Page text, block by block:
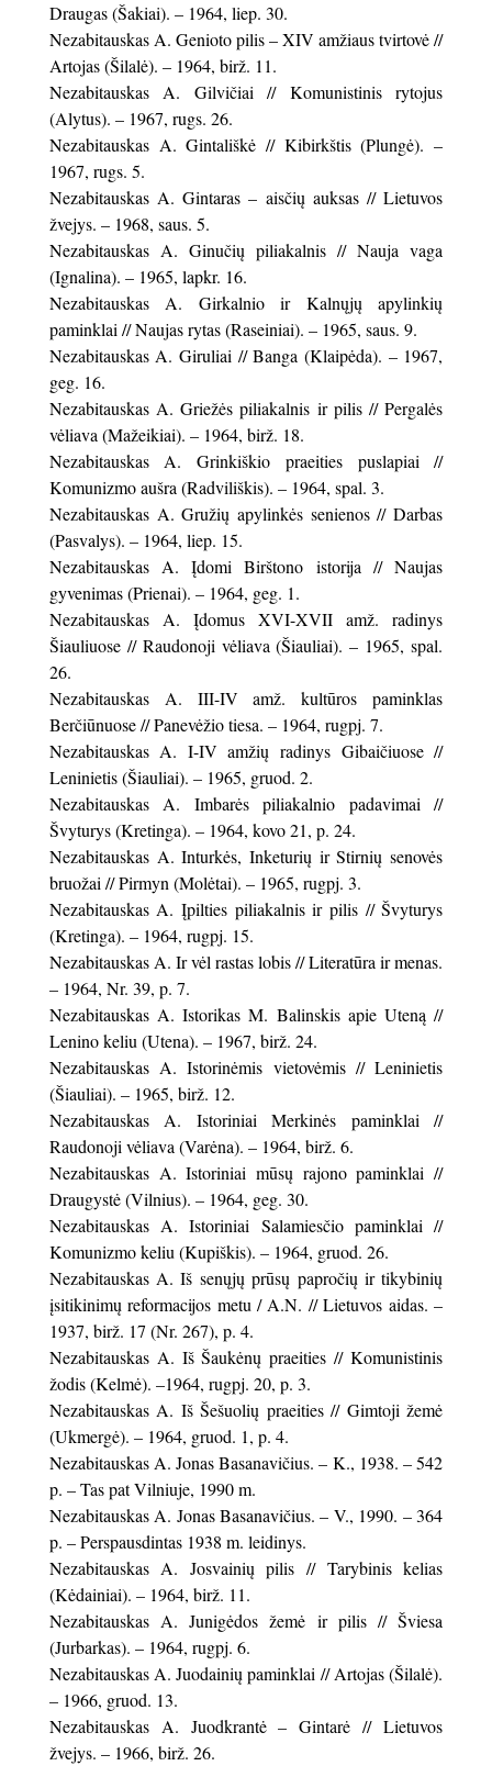
Draugas (Šakiai). – 1964, liep. 30.
Nezabitauskas A. Genioto pilis – XIV amžiaus tvirtovė //
Artojas (Šilalė). – 1964, birž. 11.
Nezabitauskas A. Gilvičiai // Komunistinis rytojus
(Alytus). – 1967, rugs. 26.
Nezabitauskas A. Gintališkė // Kibirkštis (Plungė). –
1967, rugs. 5.
Nezabitauskas A. Gintaras – aisčių auksas // Lietuvos
žvejys. – 1968, saus. 5.
Nezabitauskas A. Ginučių piliakalnis // Nauja vaga
(Ignalina). – 1965, lapkr. 16.
Nezabitauskas A. Girkalnio ir Kalnųjų apylinkių
paminklai // Naujas rytas (Raseiniai). – 1965, saus. 9.
Nezabitauskas A. Giruliai // Banga (Klaipėda). – 1967,
geg. 16.
Nezabitauskas A. Griežės piliakalnis ir pilis // Pergalės
vėliava (Mažeikiai). – 1964, birž. 18.
Nezabitauskas A. Grinkiškio praeities puslapiai //
Komunizmo aušra (Radviliškis). – 1964, spal. 3.
Nezabitauskas A. Gružių apylinkės senienos // Darbas
(Pasvalys). – 1964, liep. 15.
Nezabitauskas A. Įdomi Birštono istorija // Naujas
gyvenimas (Prienai). – 1964, geg. 1.
Nezabitauskas A. Įdomus XVI-XVII amž. radinys
Šiauliuose // Raudonoji vėliava (Šiauliai). – 1965, spal.
26.
Nezabitauskas A. III-IV amž. kultūros paminklas
Berčiūnuose // Panevėžio tiesa. – 1964, rugpj. 7.
Nezabitauskas A. I-IV amžių radinys Gibaičiuose //
Leninietis (Šiauliai). – 1965, gruod. 2.
Nezabitauskas A. Imbarės piliakalnio padavimai //
Švyturys (Kretinga). – 1964, kovo 21, p. 24.
Nezabitauskas A. Inturkės, Inketurių ir Stirnių senovės
bruožai // Pirmyn (Molėtai). – 1965, rugpj. 3.
Nezabitauskas A. Įpilties piliakalnis ir pilis // Švyturys
(Kretinga). – 1964, rugpj. 15.
Nezabitauskas A. Ir vėl rastas lobis // Literatūra ir menas.
– 1964, Nr. 39, p. 7.
Nezabitauskas A. Istorikas M. Balinskis apie Uteną //
Lenino keliu (Utena). – 1967, birž. 24.
Nezabitauskas A. Istorinėmis vietovėmis // Leninietis
(Šiauliai). – 1965, birž. 12.
Nezabitauskas A. Istoriniai Merkinės paminklai //
Raudonoji vėliava (Varėna). – 1964, birž. 6.
Nezabitauskas A. Istoriniai mūsų rajono paminklai //
Draugystė (Vilnius). – 1964, geg. 30.
Nezabitauskas A. Istoriniai Salamiesčio paminklai //
Komunizmo keliu (Kupiškis). – 1964, gruod. 26.
Nezabitauskas A. Iš senųjų prūsų papročių ir tikybinių
įsitikinimų reformacijos metu / A.N. // Lietuvos aidas. –
1937, birž. 17 (Nr. 267), p. 4.
Nezabitauskas A. Iš Šaukėnų praeities // Komunistinis
žodis (Kelmė). –1964, rugpj. 20, p. 3.
Nezabitauskas A. Iš Šešuolių praeities // Gimtoji žemė
(Ukmergė). – 1964, gruod. 1, p. 4.
Nezabitauskas A. Jonas Basanavičius. – K., 1938. – 542
p. – Tas pat Vilniuje, 1990 m.
Nezabitauskas A. Jonas Basanavičius. – V., 1990. – 364
p. – Perspausdintas 1938 m. leidinys.
Nezabitauskas A. Josvainių pilis // Tarybinis kelias
(Kėdainiai). – 1964, birž. 11.
Nezabitauskas A. Junigėdos žemė ir pilis // Šviesa
(Jurbarkas). – 1964, rugpj. 6.
Nezabitauskas A. Juodainių paminklai // Artojas (Šilalė).
– 1966, gruod. 13.
Nezabitauskas A. Juodkrantė – Gintarė // Lietuvos
žvejys. – 1966, birž. 26.